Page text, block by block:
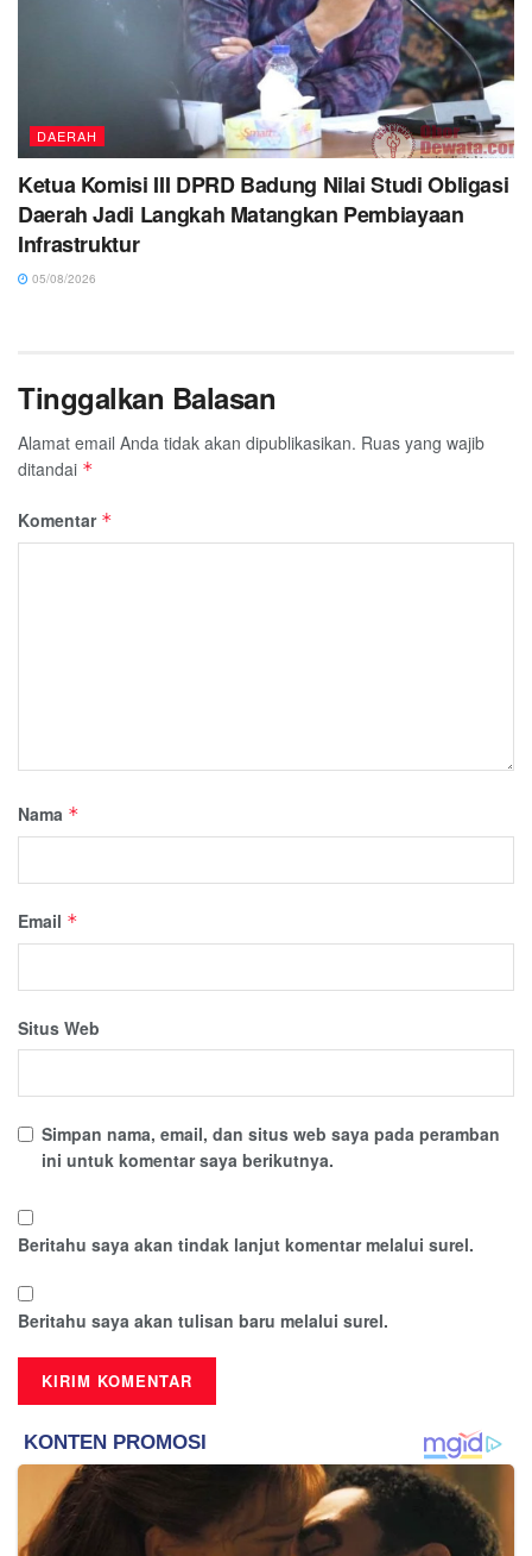
DAERAH
Ketua Komisi III DPRD Badung Nilai Studi Obligasi
Daerah Jadi Langkah Matangkan Pembiayaan
Infrastruktur
05/08/2026
Tinggalkan Balasan
Alamat email Anda tidak akan dipublikasikan. Ruas yang wajib
ditandai *
Komentar *
Nama *
Email *
Situs Web
Simpan nama, email, dan situs web saya pada peramban
ini untuk komentar saya berikutnya.
Beritahu saya akan tindak lanjut komentar melalui surel.
Beritahu saya akan tulisan baru melalui surel.